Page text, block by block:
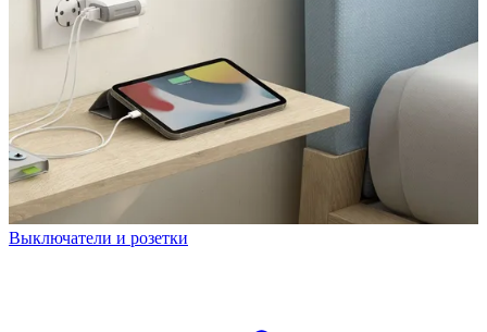
Выключатели и розетки